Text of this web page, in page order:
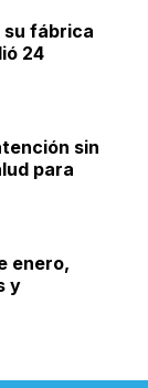
su fábrica
24
sin
para
enero,
y